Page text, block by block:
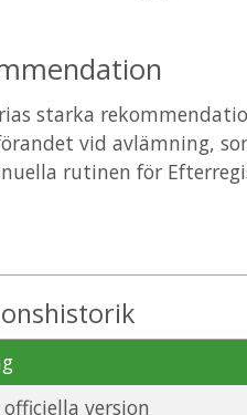
starka
vid avlämning,
rutinen för
version